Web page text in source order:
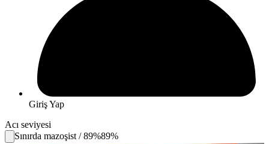
Giriş Yap
Acı seviyesi
Sınırda mazoşist /89%89%